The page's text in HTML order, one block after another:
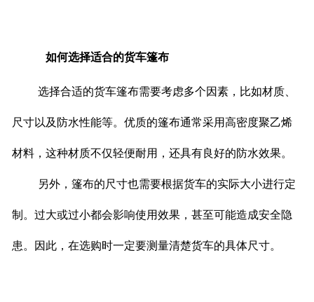
如何选择适合的货车篷布
选择合适的货车篷布需要考虑多个因素，比如材质、
尺寸以及防水性能等。优质的篷布通常采用高密度聚乙烯
材料，这种材质不仅轻便耐用，还具有良好的防水效果。
另外，篷布的尺寸也需要根据货车的实际大小进行定
制。过大或过小都会影响使用效果，甚至可能造成安全隐
患。因此，在选购时一定要测量清楚货车的具体尺寸。